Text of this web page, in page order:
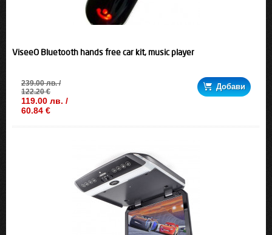
ViseeO Bluetooth hands free car kit, music player
239.00 лв. /
122.20 €
119.00 лв. /
60.84 €
Добави